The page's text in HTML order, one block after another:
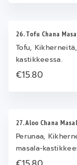
26. Tofu Chana
Tofu,
kastikkeessa.
€15.80
27. Aloo Chana
Perunaa,
masala-